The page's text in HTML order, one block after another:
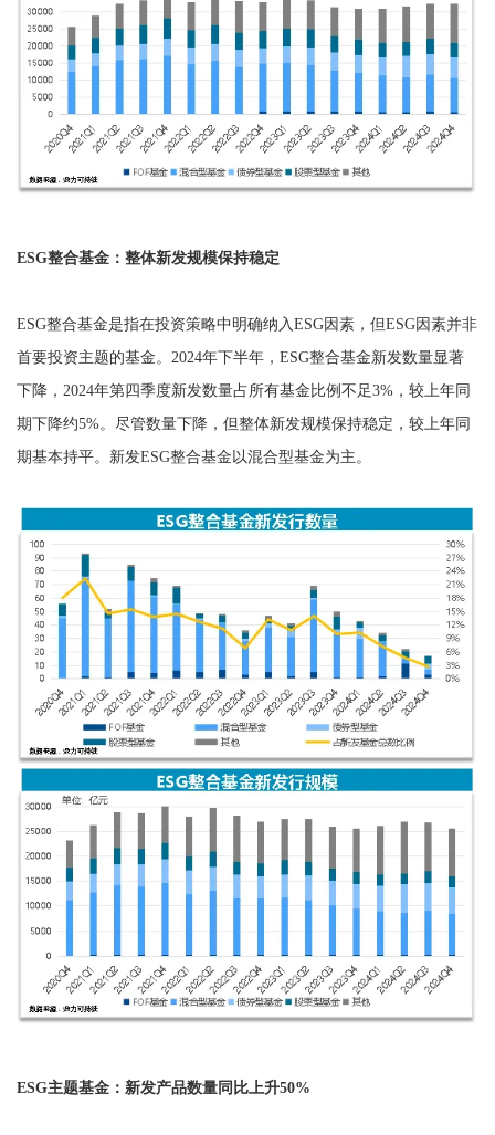
ESG整合基金：整体新发规模保持稳定
ESG整合基金是指在投资策略中明确纳入ESG因素，但ESG因素并非
首要投资主题的基金。2024年下半年，ESG整合基金新发数量显著
下降，2024年第四季度新发数量占所有基金比例不足3%，较上年同
期下降约5%。尽管数量下降，但整体新发规模保持稳定，较上年同
期基本持平。新发ESG整合基金以混合型基金为主。
ESG主题基金：新发产品数量同比上升50%